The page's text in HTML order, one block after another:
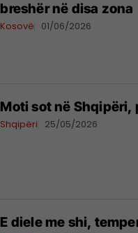
breshër në disa zona
Kosovë 01/06/2026
Moti sot në Shqipëri,
Shqipëri 25/05/2026
E diele me shi,